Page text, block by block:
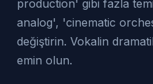
production' gibi fazla
analog', 'cinematic
değiştirin. Vokalin
emin olun.